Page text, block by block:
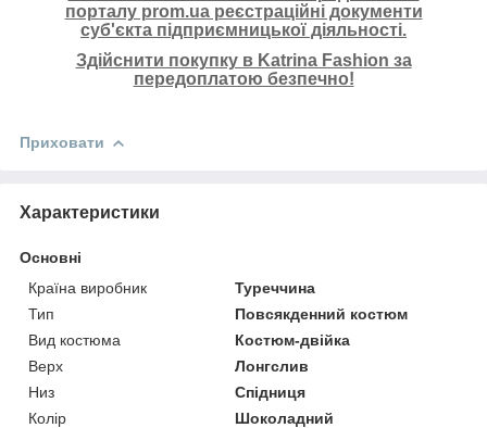
порталу prom.ua реєстраційні документи
суб'єкта підприємницької діяльності.
Здійснити покупку в Katrina Fashion за
передоплатою безпечно!
Приховати
Характеристики
Основні
Країна виробник
Туреччина
Тип
Повсякденний костюм
Вид костюма
Костюм-двійка
Верх
Лонгслив
Низ
Спідниця
Колір
Шоколадний